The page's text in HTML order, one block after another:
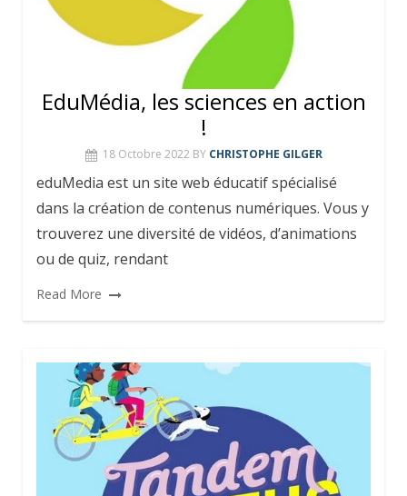
EduMédia, les sciences en action
!
18 Octobre 2022 BY CHRISTOPHE GILGER
eduMedia est un site web éducatif spécialisé
dans la création de contenus numériques. Vous y
trouverez une diversité de vidéos, d’animations
ou de quiz, rendant
Read More